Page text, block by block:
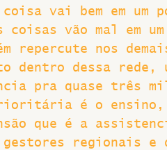
vai bem em um
coisas vão mal em
repercute nos
dentro dessa rede,
pra quase três
prioritária é o
que é a
gestores regionais e